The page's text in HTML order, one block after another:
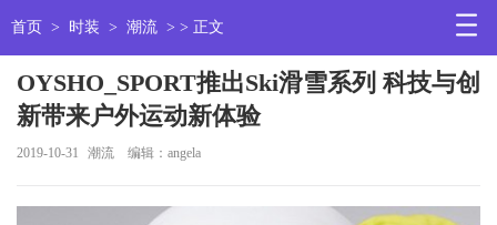
首页 > 时装 > 潮流 > > 正文
OYSHO_SPORT推出Ski滑雪系列 科技与创
新带来户外运动新体验
2019-10-31 潮流 编辑：angela